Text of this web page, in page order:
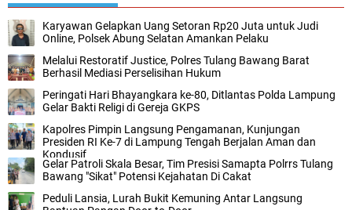
Karyawan Gelapkan Uang Setoran Rp20 Juta untuk Judi
Online, Polsek Abung Selatan Amankan Pelaku
Melalui Restoratif Justice, Polres Tulang Bawang Barat
Berhasil Mediasi Perselisihan Hukum
Peringati Hari Bhayangkara ke-80, Ditlantas Polda Lampung
Gelar Bakti Religi di Gereja GKPS
Kapolres Pimpin Langsung Pengamanan, Kunjungan
Presiden RI Ke-7 di Lampung Tengah Berjalan Aman dan
Kondusif
Gelar Patroli Skala Besar, Tim Presisi Samapta Polrrs Tulang
Bawang "Sikat" Potensi Kejahatan Di Cakat
Peduli Lansia, Lurah Bukit Kemuning Antar Langsung